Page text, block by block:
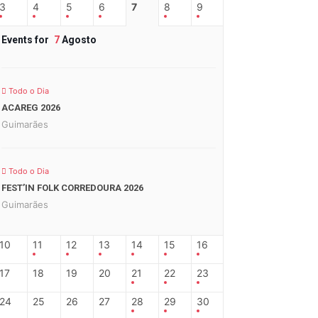
3 4 5 6 7 8 9
Events for 7Agosto
Todo o Dia
ACAREG 2026
Guimarães
Todo o Dia
FEST’IN FOLK CORREDOURA 2026
Guimarães
10 11 12 13 14 15 16
17 18 19 20 21 22 23
24 25 26 27 28 29 30